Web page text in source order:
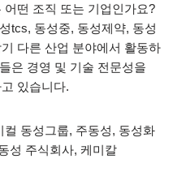
떤 조직 또는 기업인가요?
tcs, 동성중, 동성제약, 동성
다른 산업 분야에서 활동하
은 경영 및 기술 전문성을
있습니다.
동성그룹, 주동성, 동성화
성 주식회사, 케미칼